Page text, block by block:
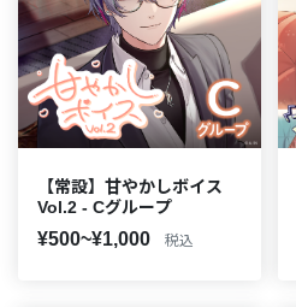
【常設】甘やかしボイス
Vol.2 - Cグループ
¥500~¥1,000 税込